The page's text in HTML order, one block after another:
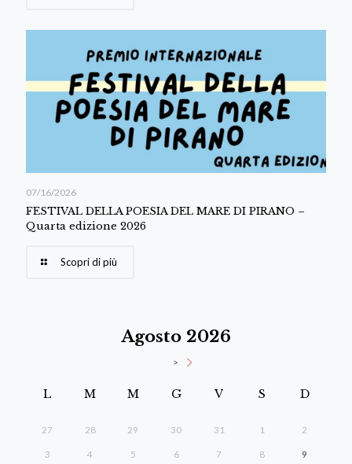
07/16/2026
FESTIVAL DELLA POESIA DEL MARE DI PIRANO –
Quarta edizione 2026
Scopri di più
Agosto 2026
>
L M M G V S D
27 28 29 30 31 1 2
3 4 5 6 7 8 9